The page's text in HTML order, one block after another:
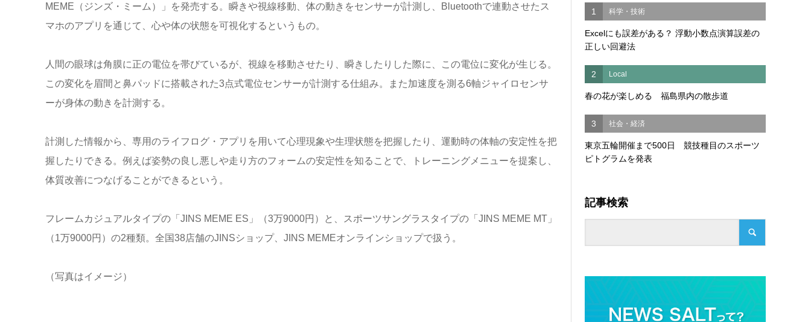
MEME（ジンズ・ミーム）」を発売する。瞬きや視線移動、体の動きをセンサーが計測し、Bluetoothで連動させたス
マホのアプリを通じて、心や体の状態を可視化するというもの。
人間の眼球は角膜に正の電位を帯びているが、視線を移動させたり、瞬きしたりした際に、この電位に変化が生じる。
この変化を眉間と鼻パッドに搭載された3点式電位センサーが計測する仕組み。また加速度を測る6軸ジャイロセンサ
ーが身体の動きを計測する。
計測した情報から、専用のライフログ・アプリを用いて心理現象や生理状態を把握したり、運動時の体軸の安定性を把
握したりできる。例えば姿勢の良し悪しや走り方のフォームの安定性を知ることで、トレーニングメニューを提案し、
体質改善につなげることができるという。
フレームカジュアルタイプの「JINS MEME ES」（3万9000円）と、スポーツサングラスタイプの「JINS MEME MT」
（1万9000円）の2種類。全国38店舗のJINSショップ、JINS MEMEオンラインショップで扱う。
（写真はイメージ）
1 科学・技術
Excelにも誤差がある？ 浮動小数点演算誤差の
正しい回避法
2 Local
春の花が楽しめる 福島県内の散歩道
3 社会・経済
東京五輪開催まで500日 競技種目のスポーツ
ピトグラムを発表
記事検索